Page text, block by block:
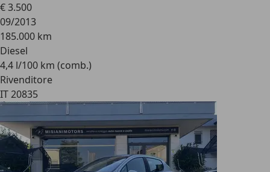
€ 3.500
09/2013
185.000 km
Diesel
4,4 l/100 km (comb.)
Rivenditore
IT 20835